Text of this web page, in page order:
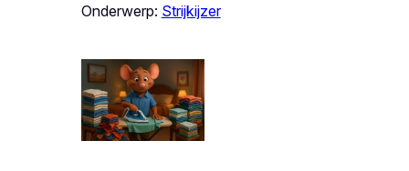
Onderwerp: Strijkijzer